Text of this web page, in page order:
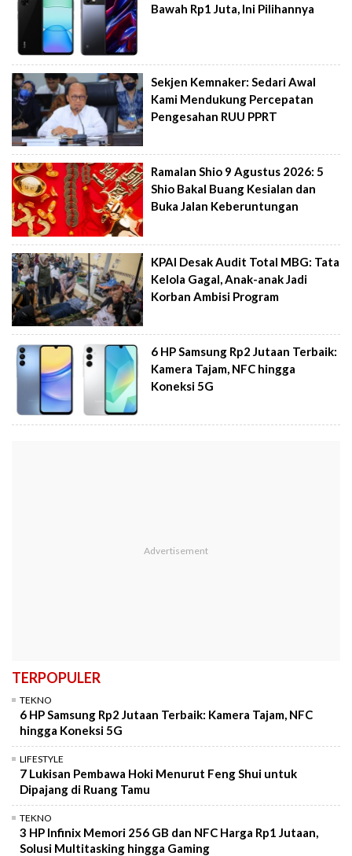
Bawah Rp1 Juta, Ini Pilihannya
Sekjen Kemnaker: Sedari Awal
Kami Mendukung Percepatan
Pengesahan RUU PPRT
Ramalan Shio 9 Agustus 2026: 5
Shio Bakal Buang Kesialan dan
Buka Jalan Keberuntungan
KPAI Desak Audit Total MBG: Tata
Kelola Gagal, Anak-anak Jadi
Korban Ambisi Program
6 HP Samsung Rp2 Jutaan Terbaik:
Kamera Tajam, NFC hingga
Koneksi 5G
TERPOPULER
TEKNO
6 HP Samsung Rp2 Jutaan Terbaik: Kamera Tajam, NFC
hingga Koneksi 5G
LIFESTYLE
7 Lukisan Pembawa Hoki Menurut Feng Shui untuk
Dipajang di Ruang Tamu
TEKNO
3 HP Infinix Memori 256 GB dan NFC Harga Rp1 Jutaan,
Solusi Multitasking hingga Gaming